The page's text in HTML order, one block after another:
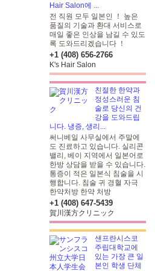
Hair Salon에 ...
전 직원 모두 일본인 ！ 높은
품질의 기술과 환대 서비스로
매일 좋은 인상을 남길 수 있도
록 도와드리겠습니다 ！
+1 (408) 656-2766
K's Hair Salon
친절한 한약과
정성스러운 침
술로 당신의 건
강을 도와드립
니다. 냉증, 생리...
써니베일 사무실에서 주말에
도 진료하고 있습니다. 실리콘
밸리, 베이 지역에서 일본어로
한방 상담을 받을 수 있습니다.
통증이 적은 일본식 침술을 시
행합니다. 침술 귀 경혈 자극
한약처방 한약 처방
+1 (408) 647-5439
賀川漢方クリニック
샌프란시스코
주립대학교에
있는 가장 큰 일
본인 학생 단체